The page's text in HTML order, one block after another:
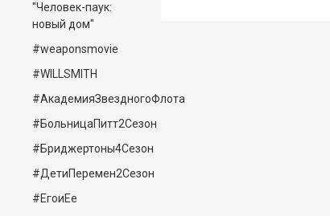
"Человек-паук:
новый дом"
#weaponsmovie
#WILLSMITH
#АкадемияЗвездногоФлота
#БольницаПитт2Сезон
#Бриджертоны4Сезон
#ДетиПеремен2Сезон
#ЕгоиЕе